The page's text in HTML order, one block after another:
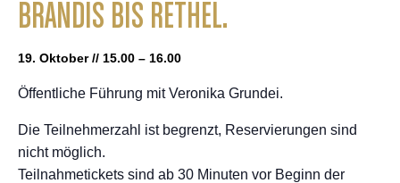
BRANDIS BIS RETHEL.
19. Oktober // 15.00 – 16.00
Öffentliche Führung mit Veronika Grundei.
Die Teilnehmerzahl ist begrenzt, Reservierungen sind
nicht möglich.
Teilnahmetickets sind ab 30 Minuten vor Beginn der